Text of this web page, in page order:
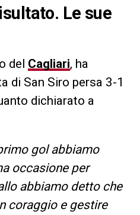
Le sue
del Cagliari, ha
di San Siro persa 3-1
dichiarato a
gol abbiamo
occasione per
abbiamo detto che
coraggio e gestire